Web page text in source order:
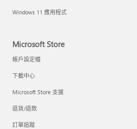
Windows 11 應用程式
Microsoft Store
帳戶設定檔
下載中心
Microsoft Store 支援
退貨/退款
訂單追蹤